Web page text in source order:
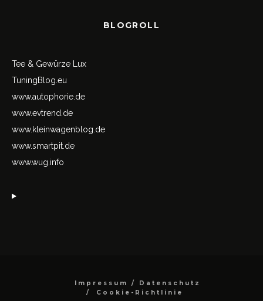
BLOGROLL
Tee & Gewürze Lux
TuningBlog.eu
www.autophorie.de
www.evtrend.de
www.kleinwagenblog.de
www.smartpit.de
www.wug.info
Impressum / Datenschutz
Cookie-Richtlinie